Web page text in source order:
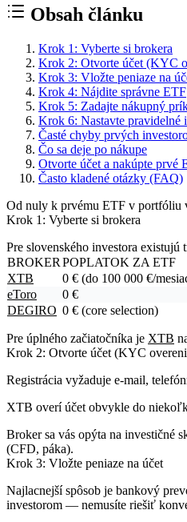
Obsah článku
Krok 1: Vyberte si brokera
Krok 2: Otvorte účet (KYC
Krok 3: Vložte peniaze na
Krok 4: Nájdite správne ETF
Krok 5: Zadajte nákupný
Krok 6: Nastavte pravidelné
Časté chyby prvých
Čo sa deje po nákupe
Otvorte účet a nakúpte prvé
Často kladené otázky (FAQ)
Od nuly k prvému ETF v portfóliu
Krok 1: Vyberte si brokera
Pre slovenského investora
BROKER POPLATOK ZA ETF
XTB
0 € (do 100 000 €/
eToro
0 €
DEGIRO 0 € (core selection)
Pre úplného začiatočníka je XTB
Krok 2: Otvorte účet (KYC
Registrácia vyžaduje e-mail,
XTB overí účet obvykle do
Broker sa vás opýta na investičné
(CFD, páka).
Krok 3: Vložte peniaze na účet
Najlacnejší spôsob je bankový
investorom — nemusíte riešiť